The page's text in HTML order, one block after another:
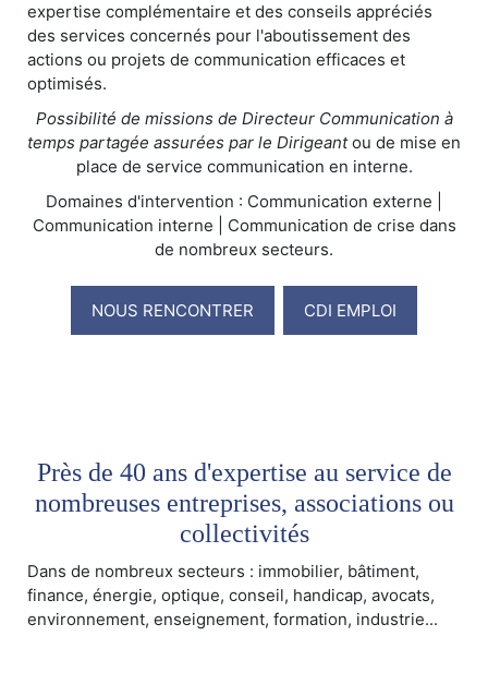
expertise complémentaire et des conseils appréciés
des services concernés pour l'aboutissement des
actions ou projets de communication efficaces et
optimisés.
Possibilité de missions de Directeur Communication à
temps partagée assurées par le Dirigeantou de mise en
place de service communication en interne.
Domaines d'intervention : Communication externe |
Communication interne | Communication de crise dans
de nombreux secteurs.
NOUS RENCONTRER CDI EMPLOI
Près de 40 ans d'expertise au service de
nombreuses entreprises, associations ou
collectivités
Dans de nombreux secteurs : immobilier, bâtiment,
finance, énergie, optique, conseil, handicap, avocats,
environnement, enseignement, formation, industrie...